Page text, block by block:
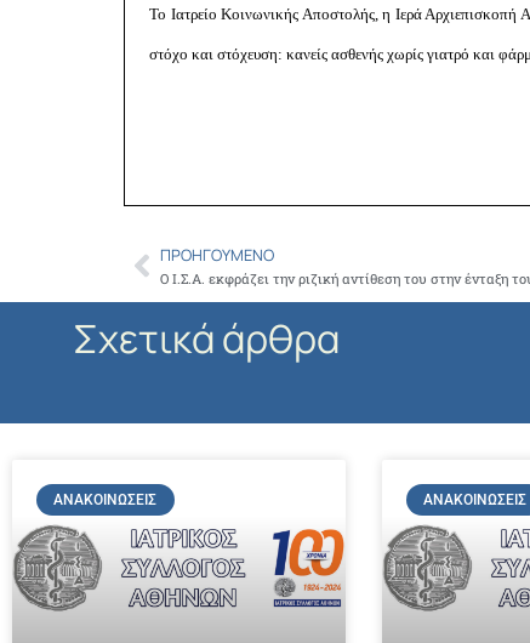
Το Ιατρείο Κοινωνικής Αποστολής, η Ιερά
στόχο και στόχευση: κανείς ασθενής χωρίς γιατρό και
Prev
ΠΡΟΗΓΟΎΜΕΝΟ
Ο Ι.Σ.Α. εκφράζει την ριζική αντίθεση του στην ένταξη
Σχετικά άρθρα
ΑΝΑΚΟΙΝΏΣΕΙΣ ΑΝΑΚΟΙΝΏΣΕΙΣ